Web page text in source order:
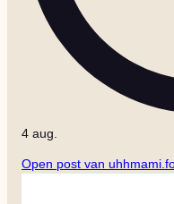
4 aug.
Open post van